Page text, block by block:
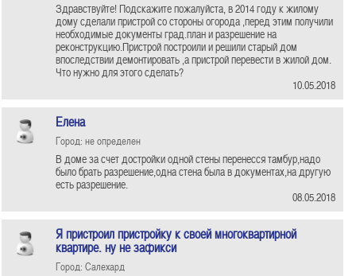
Здравствуйте! Подскажите пожалуйста, в 2014 году к жилому
дому сделали пристрой со стороны огорода ,перед этим получили
необходимые документы град.план и разрешение на
реконструкцию.Пристрой построили и решили старый дом
впоследствии демонтировать ,а пристрой перевести в жилой дом.
Что нужно для этого сделать?
10.05.2018
Елена
Город: не определен
В доме за счет достройки одной стены перенесся тамбур,надо
было брать разрешение,одна стена была в документах,на другую
есть разрешение.
08.05.2018
Я пристроил пристройку к своей многоквартирной
квартире. ну не зафикси
Город: Салехард